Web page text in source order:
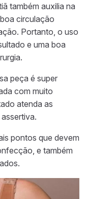
também auxilia na
circulação
Portanto, o uso
e uma boa
peça é super
com muito
atenda as
pontos que devem
e também